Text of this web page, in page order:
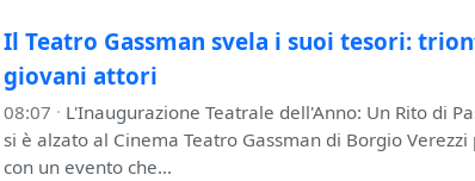
Il Teatro Gassman svela i suoi tesori:
giovani attori
08:07 · L'Inaugurazione Teatrale dell'Anno: Un Rito di
si è alzato al Cinema Teatro Gassman di Borgio
con un evento che…